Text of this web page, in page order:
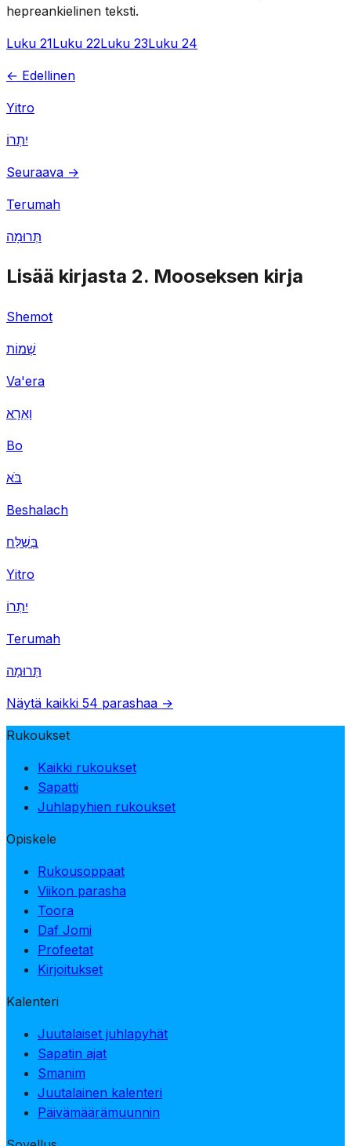
hepreankielinen teksti.
Luku 21Luku 22Luku 23Luku 24
← Edellinen
Yitro
יִתְרוֹ
Seuraava →
Terumah
תְּרוּמָה
Lisää kirjasta 2. Mooseksen kirja
Shemot
שְׁמוֹת
Va'era
וָאֵרָא
Bo
בֹּא
Beshalach
בְּשַׁלַּח
Yitro
יִתְרוֹ
Terumah
תְּרוּמָה
Näytä kaikki 54 parashaa →
Rukoukset
Kaikki rukoukset
Sapatti
Juhlapyhien rukoukset
Opiskele
Rukousoppaat
Viikon parasha
Toora
Daf Jomi
Profeetat
Kirjoitukset
Kalenteri
Juutalaiset juhlapyhät
Sapatin ajat
Smanim
Juutalainen kalenteri
Päivämäärämuunnin